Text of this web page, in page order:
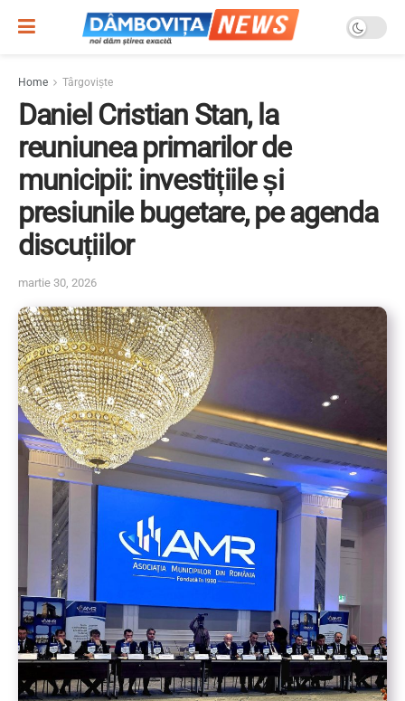
Home Târgoviște
Daniel Cristian Stan, la
reuniunea primarilor de
municipii: investițiile și
presiunile bugetare, pe agenda
discuțiilor
martie 30, 2026